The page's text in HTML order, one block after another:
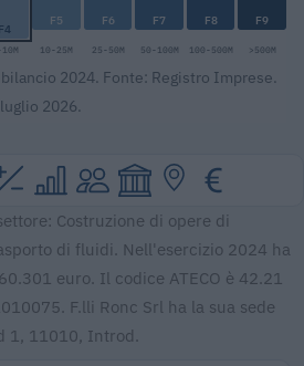
F4 F5 F6 F7 F8 F9
10-25M 25-50M 50-100M 100-500M >500M
2024. Fonte: Registro Imprese.
2026.
Costruzione di opere di
di fluidi. Nell'esercizio 2024 ha
euro. Il codice ATECO è 42.21
F.lli Ronc Srl ha la sua sede
1, 11010, Introd.